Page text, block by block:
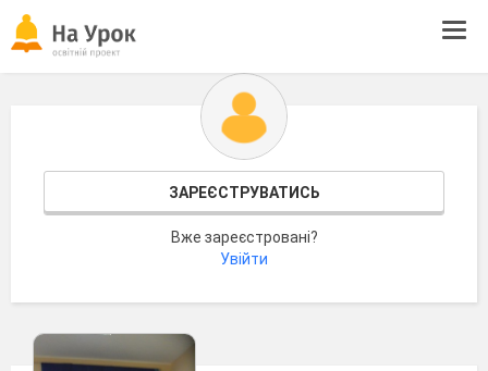
ЗАРЕЄСТРУВАТИСЬ
Вже зареєстровані?
Увійти